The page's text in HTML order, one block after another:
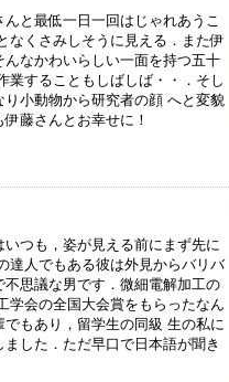
と最低一日一回はじゃれあうこ
なくさみしそうに見える．また伊
なかわいらしい一面を持つ五十
業することもしばしば・・．そし
小動物から研究者の顔 へと変貌
藤さんとお幸せに！
つも，姿が見える前にまず先に
達人でもある彼は外見からバリバ
思議な男です．微細電解加工の
学会の全国大会賞をもらったなん
もあり，留学生の同級 生の私に
した．ただ早口で日本語が聞き